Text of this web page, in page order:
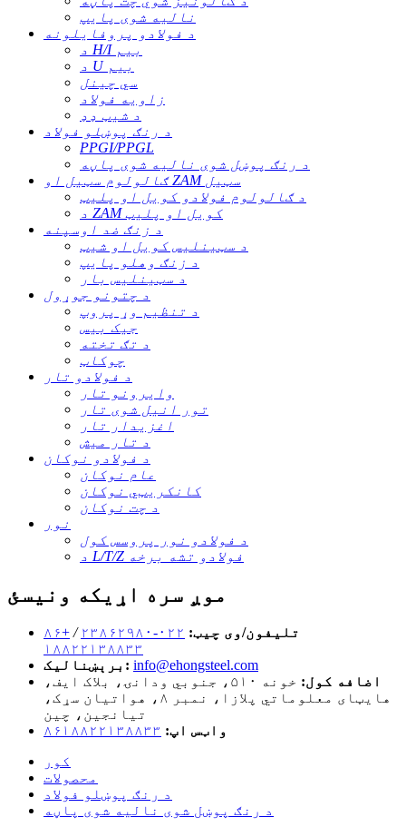
نالیه شوی پایپ
د فولادو پروفایلونه
د H/I بیم
د U بیم
سي چینل
زاویه فولاد
د شیټ ډډ
د رنګ پوښلو فولاد
PPGI/PPGL
د رنګ پوښل شوی نالیه شوی پاڼه
ګالولوم سټیل او ZAM سټیل
د ګالولوم فولادو کویل او پلیټ
د ZAM کویل او پلیټ
د زنګ ضد اوسپنه
د سټینلیس کویل او شیټ
د زنګ وهلو پایپ
د سټینلیس بار
د چتونو جوړول
د تنظیم وړ پروپ
جیک بیس
د تګ تخته
چوکاټ
د فولادو تار
وايرونو تار
تور انیل شوی تار
اغزيدار تار
د تار میش
د فولادو نوکان
عام نوکان
کانکریټي نوکان
د چت نوکان
نور
د فولادو نور پروسس کول
د L/T/Z فولادو تشه برخه
موږ سره اړیکه ونیسئ
تلیفون/وی چیټ: ۰۲۲-۲۳۸۶۲۹۸۰ /
+۸۶
۱۸۸۲۲۱۳۸۸۳۳
برېښنالیک: info@ehongsteel.com
اضافه کول:
خونه ۵۱۰، جنوبي ودانۍ، بلاک ایف،
هایټای معلوماتي پلازا، نمبر ۸، هواتیان سړک،
تیانجین، چین
واټس اپ: ۸۶۱۸۸۲۲۱۳۸۸۳۳
کور
محصولات
د رنګ پوښلو فولاد
د رنګ پوښل شوی نالیه شوی پاڼه